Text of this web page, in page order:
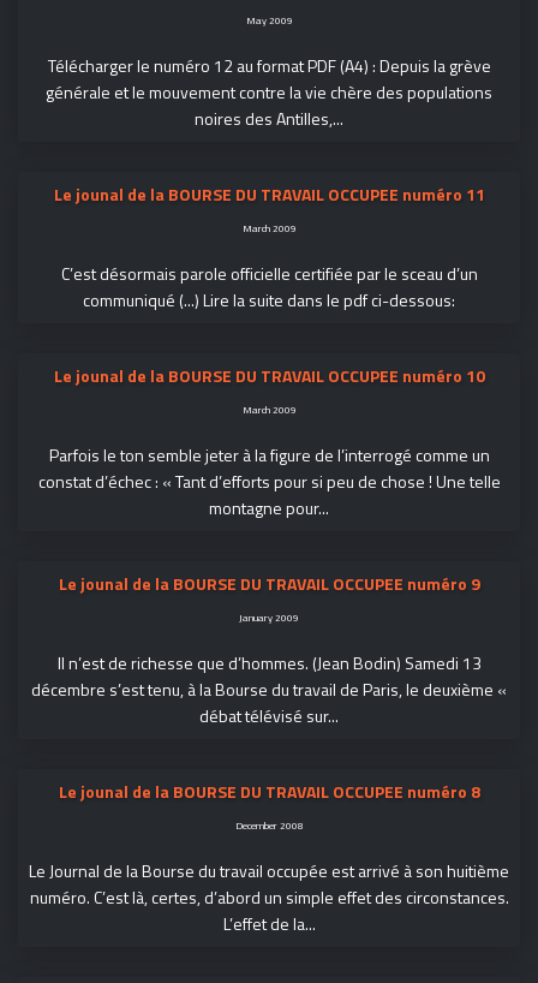
May 2009
Télécharger le numéro 12 au format PDF (A4) : Depuis la grève
générale et le mouvement contre la vie chère des populations
noires des Antilles,...
Le jounal de la BOURSE DU TRAVAIL OCCUPEE numéro 11
March 2009
C’est désormais parole officielle certifiée par le sceau d’un
communiqué (...) Lire la suite dans le pdf ci-dessous:
Le jounal de la BOURSE DU TRAVAIL OCCUPEE numéro 10
March 2009
Parfois le ton semble jeter à la figure de l’interrogé comme un
constat d’échec : « Tant d’efforts pour si peu de chose ! Une telle
montagne pour...
Le jounal de la BOURSE DU TRAVAIL OCCUPEE numéro 9
January 2009
Il n’est de richesse que d’hommes. (Jean Bodin) Samedi 13
décembre s’est tenu, à la Bourse du travail de Paris, le deuxième «
débat télévisé sur...
Le jounal de la BOURSE DU TRAVAIL OCCUPEE numéro 8
December 2008
Le Journal de la Bourse du travail occupée est arrivé à son huitième
numéro. C’est là, certes, d’abord un simple effet des circonstances.
L’effet de la...